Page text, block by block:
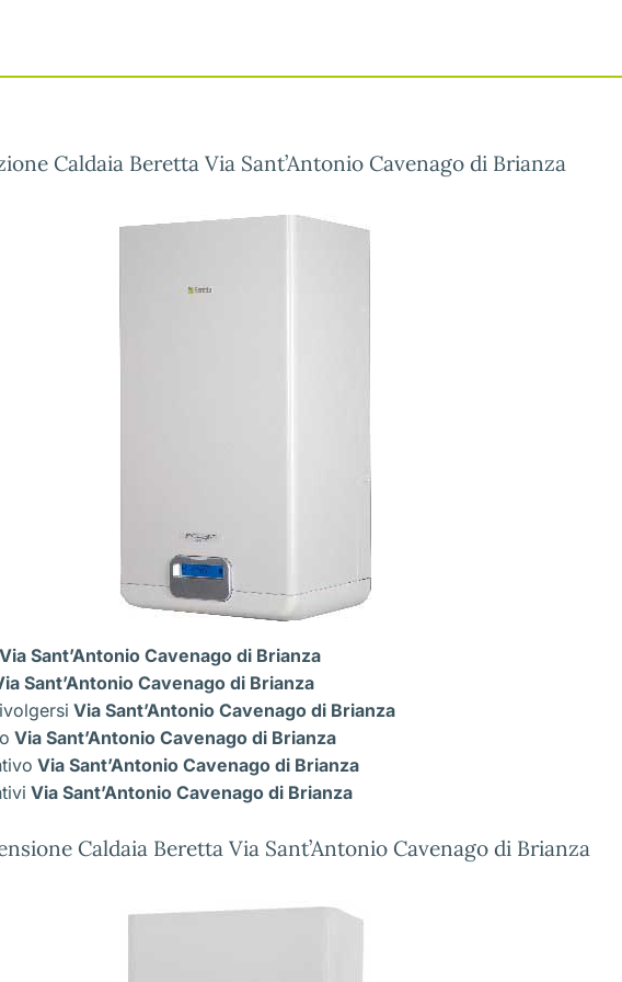
Caldaia Beretta Via Sant’Antonio Cavenago di Brianza
Via Sant’Antonio Cavenago di Brianza
Sant’Antonio Cavenago di Brianza
Via Sant’Antonio Cavenago di Brianza
Via Sant’Antonio Cavenago di Brianza
Via Sant’Antonio Cavenago di Brianza
Via Sant’Antonio Cavenago di Brianza
Caldaia Beretta Via Sant’Antonio Cavenago di Brianza